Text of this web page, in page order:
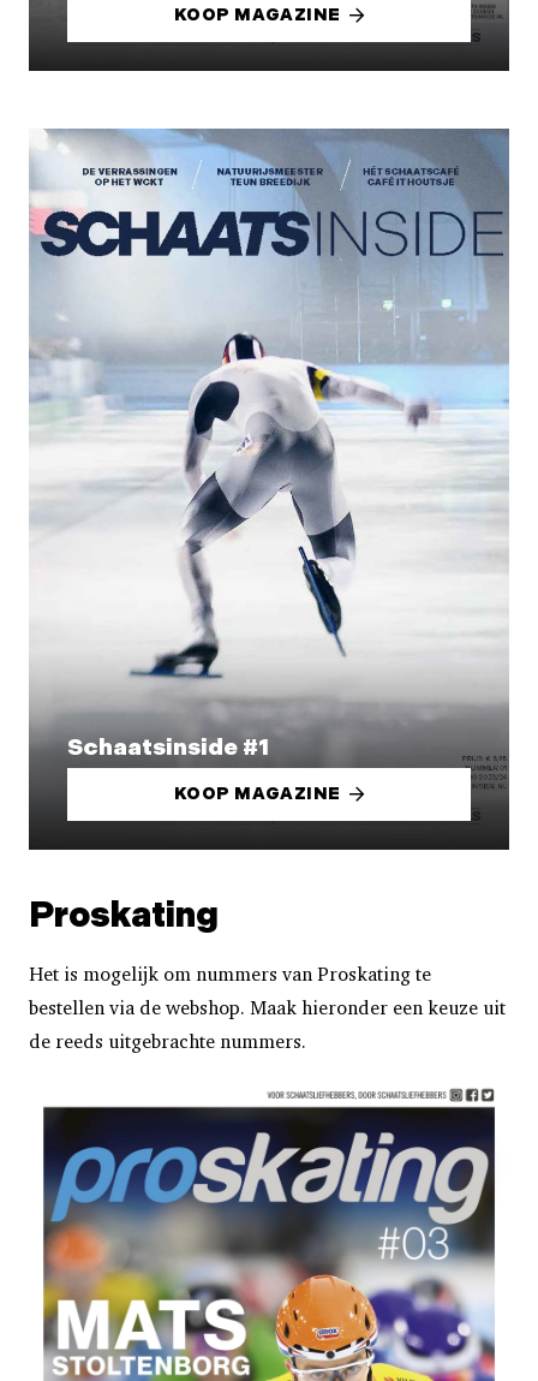
KOOP MAGAZINE
Schaatsinside #1
KOOP MAGAZINE
Proskating
Het is mogelijk om nummers van Proskating te
bestellen via de webshop. Maak hieronder een keuze uit
de reeds uitgebrachte nummers.